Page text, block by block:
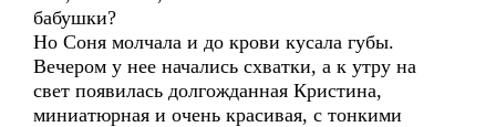
бабушки?
Но Соня молчала и до крови кусала губы.
Вечером у нее начались схватки, а к утру на
свет появилась долгожданная Кристина,
миниатюрная и очень красивая, с тонкими